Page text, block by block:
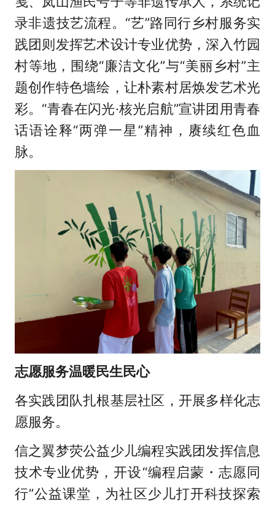
录非遗技艺流程。“艺”路同行乡村服务实
践团则发挥艺术设计专业优势，深入竹园
村等地，围绕“廉洁文化”与“美丽乡村”主
题创作特色墙绘，让朴素村居焕发艺术光
彩。“青春在闪光·核光启航”宣讲团用青春
话语诠释“两弹一星”精神，赓续红色血
脉。
志愿服务温暖民生民心
各实践团队扎根基层社区，开展多样化志
愿服务。
信之翼梦荧公益少儿编程实践团发挥信息
技术专业优势，开设“编程启蒙・志愿同
行”公益课堂，为社区少儿打开科技探索